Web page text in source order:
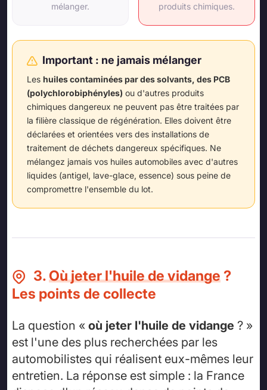
mélanger.
produits chimiques.
Important : ne jamais mélanger
Les huiles contaminées par des solvants, des PCB
(polychlorobiphényles) ou d'autres produits
chimiques dangereux ne peuvent pas être traitées par
la filière classique de régénération. Elles doivent être
déclarées et orientées vers des installations de
traitement de déchets dangereux spécifiques. Ne
mélangez jamais vos huiles automobiles avec d'autres
liquides (antigel, lave-glace, essence) sous peine de
compromettre l'ensemble du lot.
3.Où jeter l'huile de vidange?
Les points de collecte
La question « où jeter l'huile de vidange ? »
est l'une des plus recherchées par les
automobilistes qui réalisent eux-mêmes leur
entretien. La réponse est simple : la France